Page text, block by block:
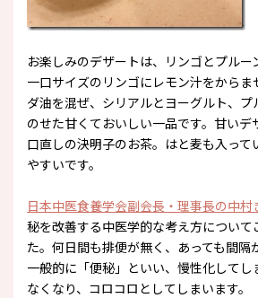
お楽しみのデザートは、リンゴとプルー
一口サイズのリンゴにレモン汁をからま
ダ油を混ぜ、シリアルとヨーグルト、プ
のせた甘くておいしい一品です。甘いデ
口直しの決明子のお茶。はと麦も入って
やすいです。
日本中医食養学会副会長・理事長の中村
秘を改善する中医学的な考え方について
た。何日間も排便が無く、あっても間隔
一般的に「便秘」といい、慢性化してし
なくなり、コロコロとしてしまいます。